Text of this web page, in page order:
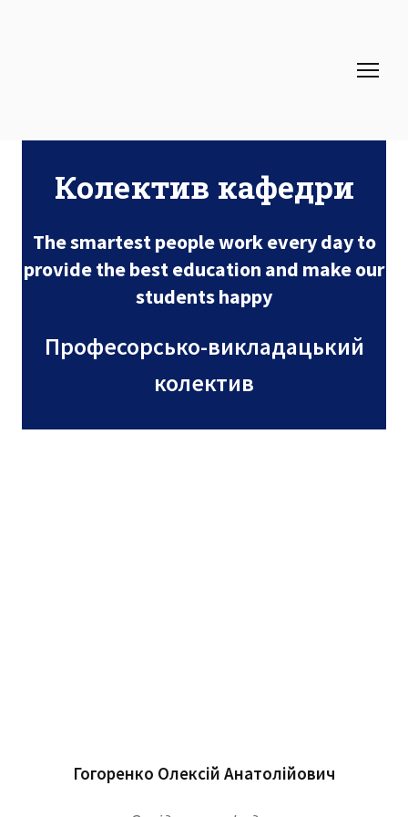
Колектив кафедри
The smartest people work every day to
provide the best education and make our
students happy
Професорсько-викладацький
колектив
Гогоренко Олексій Анатолійович